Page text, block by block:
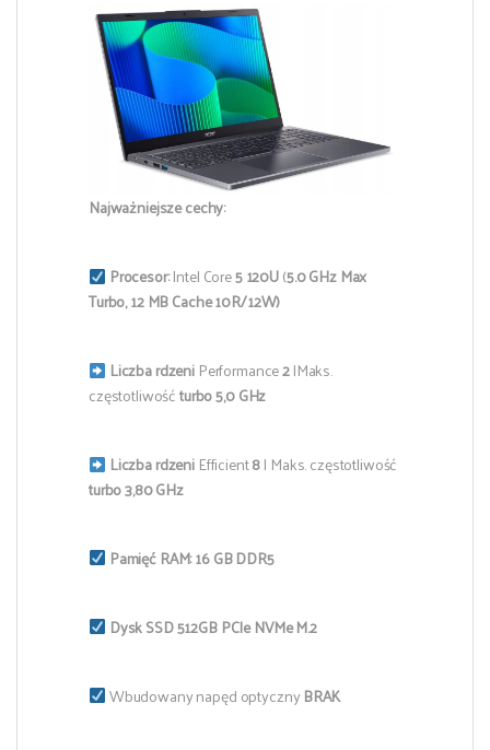
Najważniejsze cechy:
Procesor:Intel Core5 120U(5.0 GHz Max
Turbo, 12 MB Cache 10R/12W)
Liczba rdzeniPerformance2|Maks.
częstotliwośćturbo 5,0 GHz
Liczba rdzeni Efficient8| Maks. częstotliwość
turbo 3,80 GHz
Pamięć RAM:16 GB DDR5
Dysk SSD 512GB PCIe NVMe M.2
Wbudowany napęd optycznyBRAK